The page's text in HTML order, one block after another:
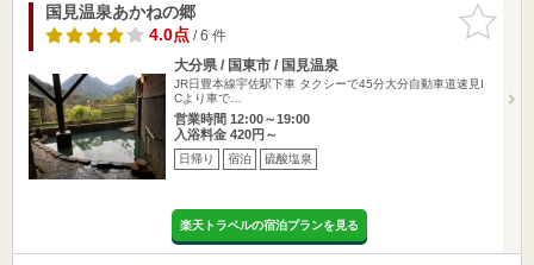
お気に入
りに追加
国見温泉あかねの郷
4.0点/ 6 件
大分県 / 国東市 / 国見温泉
JR日豊本線宇佐駅下車 タクシーで45分大分自動車道速見I
Cより車で…
営業時間 12:00～19:00
入浴料金 420円～
日帰り 宿泊 硫酸塩泉
楽天トラベルの宿泊プランを見る